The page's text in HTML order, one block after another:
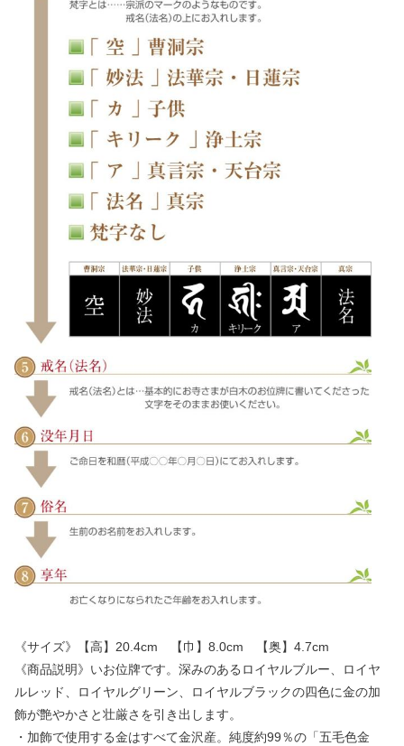
《サイズ》【高】20.4cm 【巾】8.0cm 【奥】4.7cm
《商品説明》いお位牌です。深みのあるロイヤルブルー、ロイヤ
ルレッド、ロイヤルグリーン、ロイヤルブラックの四色に金の加
飾が艶やかさと壮厳さを引き出します。
・加飾で使用する金はすべて金沢産。純度約99％の「五毛色金